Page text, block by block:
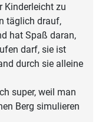
Kinderleicht zu
täglich drauf,
hat Spaß daran,
darf, sie ist
durch sie alleine
super, weil man
Berg simulieren